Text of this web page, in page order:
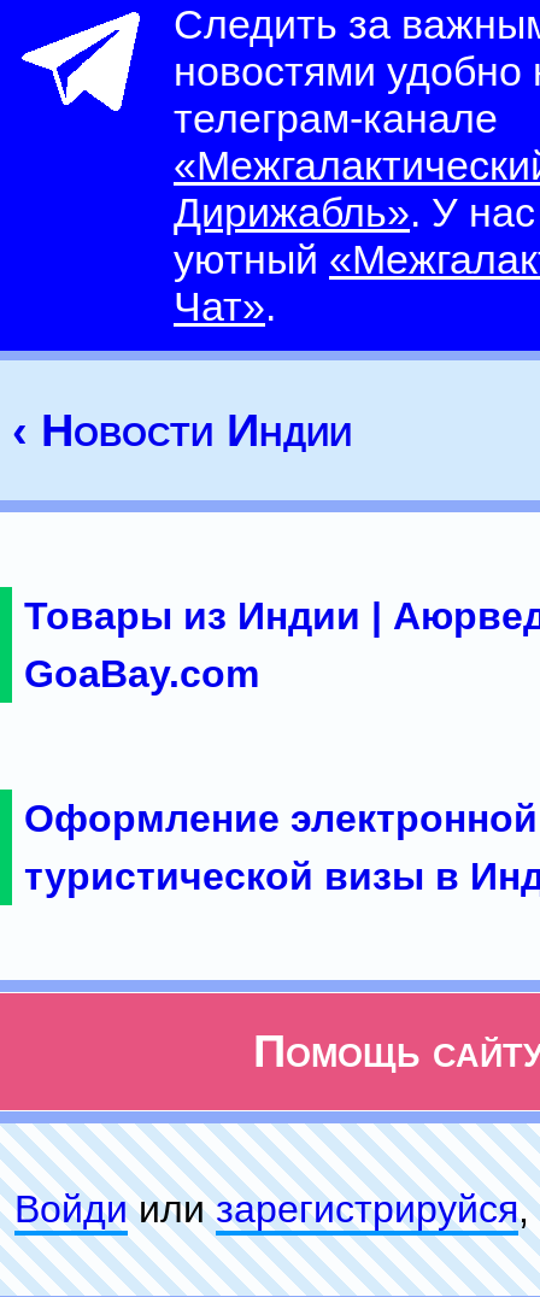
Следить за
новостями
телеграм-канале
Дирижабль». У
уютный
Чат».
‹ Новости Индии
Товары из Индии |
GoaBay.com
Оформление электронной
туристической визы в
Помощь
Войдиилизарeгиcтpируйся,